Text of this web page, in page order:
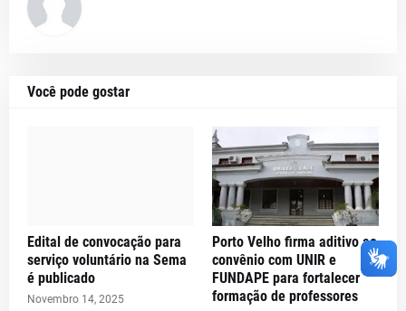
Você pode gostar
Edital de convocação para
serviço voluntário na Sema
é publicado
Novembro 14, 2025
Porto Velho firma aditivo ao
convênio com UNIR e
FUNDAPE para fortalecer
formação de professores